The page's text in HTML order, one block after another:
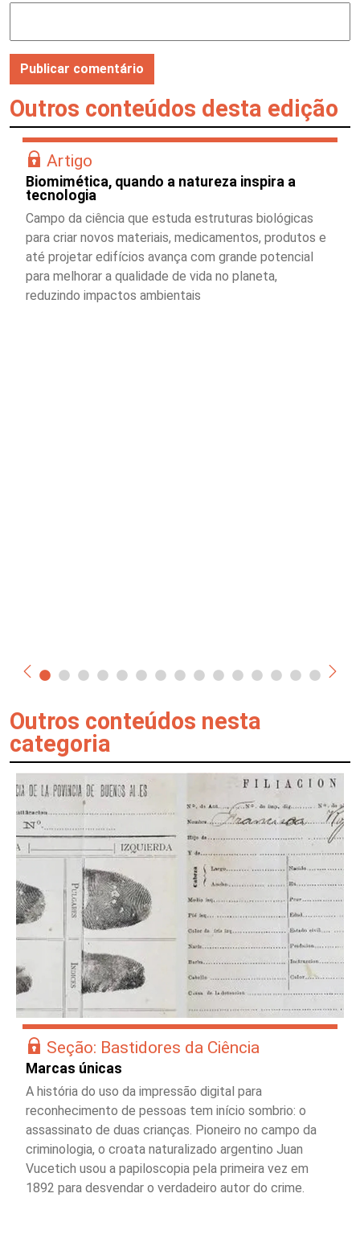
Outros conteúdos desta edição
Artigo
Biomimética, quando a natureza inspira a
tecnologia
Campo da ciência que estuda estruturas biológicas
para criar novos materiais, medicamentos, produtos e
até projetar edifícios avança com grande potencial
para melhorar a qualidade de vida no planeta,
reduzindo impactos ambientais
Outros conteúdos nesta
categoria
Seção: Bastidores da Ciência
Marcas únicas
A história do uso da impressão digital para
reconhecimento de pessoas tem início sombrio: o
assassinato de duas crianças. Pioneiro no campo da
criminologia, o croata naturalizado argentino Juan
Vucetich usou a papiloscopia pela primeira vez em
1892 para desvendar o verdadeiro autor do crime.